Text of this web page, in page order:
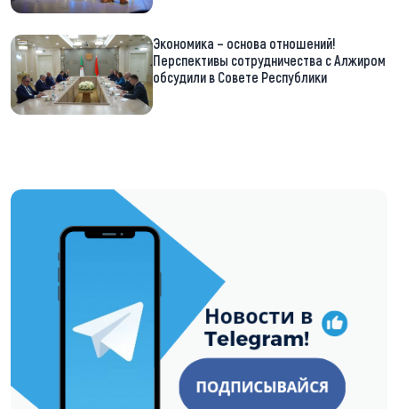
Экономика – основа отношений!
Перспективы сотрудничества с Алжиром
обсудили в Совете Республики
https://t.me/minskctvby